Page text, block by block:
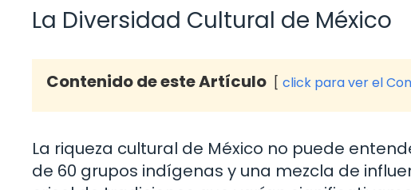
La Diversidad Cultural de México
Contenido de este Artículo click para ver el
La riqueza cultural de México no puede
de 60 grupos indígenas y una mezcla de